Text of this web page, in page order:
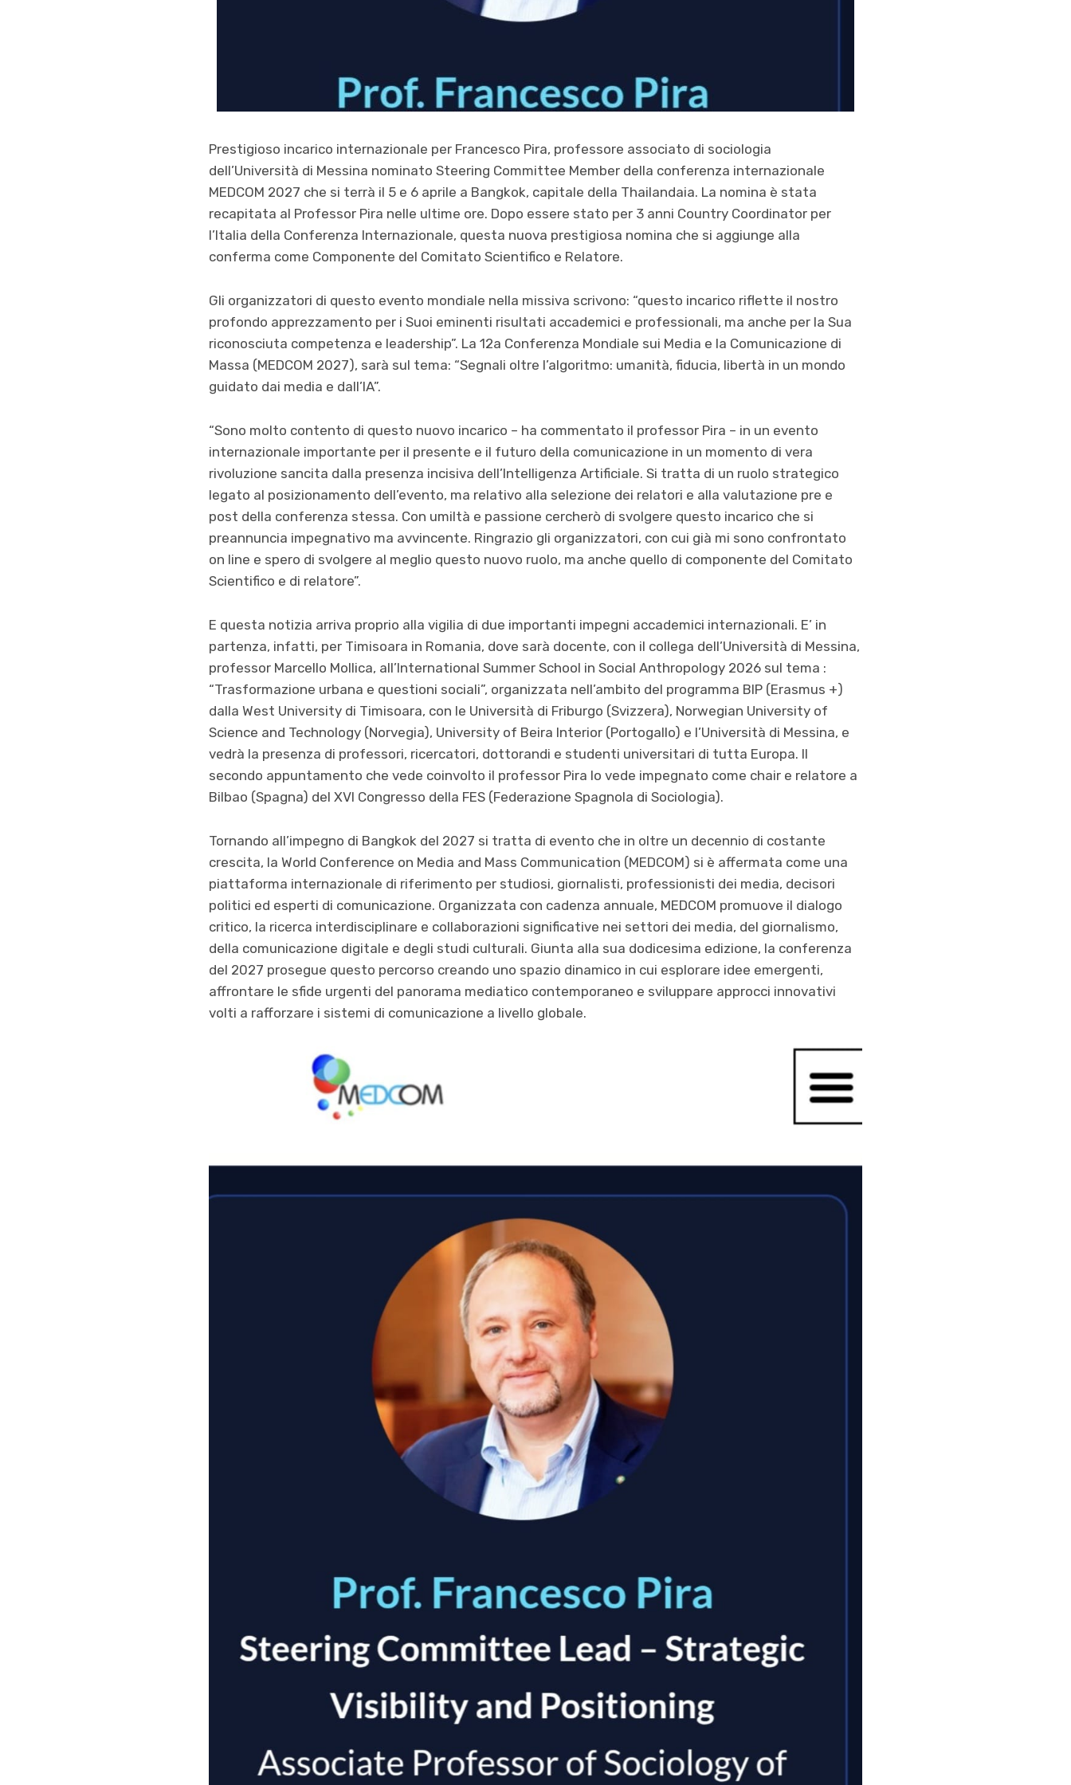
Prestigioso incarico internazionale per Francesco Pira, professore associato di sociologia
dell’Università di Messina nominato Steering Committee Member della conferenza internazionale
MEDCOM 2027 che si terrà il 5 e 6 aprile a Bangkok, capitale della Thailandaia. La nomina è stata
recapitata al Professor Pira nelle ultime ore. Dopo essere stato per 3 anni Country Coordinator per
l’Italia della Conferenza Internazionale, questa nuova prestigiosa nomina che si aggiunge alla
conferma come Componente del Comitato Scientifico e Relatore.
Gli organizzatori di questo evento mondiale nella missiva scrivono: “questo incarico riflette il nostro
profondo apprezzamento per i Suoi eminenti risultati accademici e professionali, ma anche per la Sua
riconosciuta competenza e leadership”. La 12a Conferenza Mondiale sui Media e la Comunicazione di
Massa (MEDCOM 2027), sarà sul tema: “Segnali oltre l’algoritmo: umanità, fiducia, libertà in un mondo
guidato dai media e dall’IA”.
“Sono molto contento di questo nuovo incarico – ha commentato il professor Pira – in un evento
internazionale importante per il presente e il futuro della comunicazione in un momento di vera
rivoluzione sancita dalla presenza incisiva dell’Intelligenza Artificiale. Si tratta di un ruolo strategico
legato al posizionamento dell’evento, ma relativo alla selezione dei relatori e alla valutazione pre e
post della conferenza stessa. Con umiltà e passione cercherò di svolgere questo incarico che si
preannuncia impegnativo ma avvincente. Ringrazio gli organizzatori, con cui già mi sono confrontato
on line e spero di svolgere al meglio questo nuovo ruolo, ma anche quello di componente del Comitato
Scientifico e di relatore”.
E questa notizia arriva proprio alla vigilia di due importanti impegni accademici internazionali. E’ in
partenza, infatti, per Timisoara in Romania, dove sarà docente, con il collega dell’Università di Messina,
professor Marcello Mollica, all’International Summer School in Social Anthropology 2026 sul tema :
“Trasformazione urbana e questioni sociali”, organizzata nell’ambito del programma BIP (Erasmus +)
dalla West University di Timisoara, con le Università di Friburgo (Svizzera), Norwegian University of
Science and Technology (Norvegia), University of Beira Interior (Portogallo) e l’Università di Messina, e
vedrà la presenza di professori, ricercatori, dottorandi e studenti universitari di tutta Europa. Il
secondo appuntamento che vede coinvolto il professor Pira lo vede impegnato come chair e relatore a
Bilbao (Spagna) del XVI Congresso della FES (Federazione Spagnola di Sociologia).
Tornando all’impegno di Bangkok del 2027 si tratta di evento che in oltre un decennio di costante
crescita, la World Conference on Media and Mass Communication (MEDCOM) si è affermata come una
piattaforma internazionale di riferimento per studiosi, giornalisti, professionisti dei media, decisori
politici ed esperti di comunicazione. Organizzata con cadenza annuale, MEDCOM promuove il dialogo
critico, la ricerca interdisciplinare e collaborazioni significative nei settori dei media, del giornalismo,
della comunicazione digitale e degli studi culturali. Giunta alla sua dodicesima edizione, la conferenza
del 2027 prosegue questo percorso creando uno spazio dinamico in cui esplorare idee emergenti,
affrontare le sfide urgenti del panorama mediatico contemporaneo e sviluppare approcci innovativi
volti a rafforzare i sistemi di comunicazione a livello globale.